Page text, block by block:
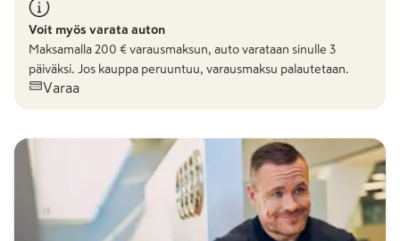
Voit myös varata auton
Maksamalla 200 € varausmaksun, auto varataan sinulle 3
päiväksi. Jos kauppa peruuntuu, varausmaksu palautetaan.
Varaa